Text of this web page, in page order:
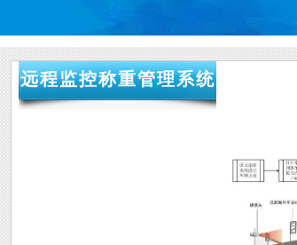
远程监控称重管理系统